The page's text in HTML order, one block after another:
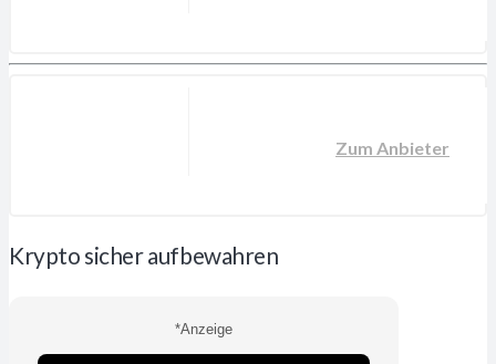
Zum Anbieter
Krypto sicher aufbewahren
*Anzeige